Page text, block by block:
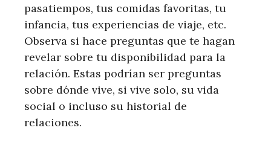
pasatiempos, tus comidas favoritas, tu
infancia, tus experiencias de viaje, etc.
Observa si hace preguntas que te hagan
revelar sobre tu disponibilidad para la
relación. Estas podrían ser preguntas
sobre dónde vive, si vive solo, su vida
social o incluso su historial de
relaciones.